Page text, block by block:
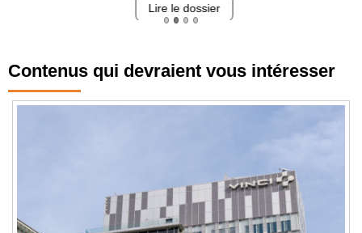
Lire le dossier
Contenus qui devraient vous intéresser